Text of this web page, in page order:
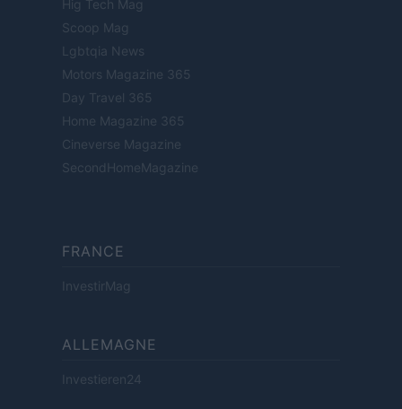
Hig Tech Mag
Scoop Mag
Lgbtqia News
Motors Magazine 365
Day Travel 365
Home Magazine 365
Cineverse Magazine
SecondHomeMagazine
FRANCE
InvestirMag
ALLEMAGNE
Investieren24